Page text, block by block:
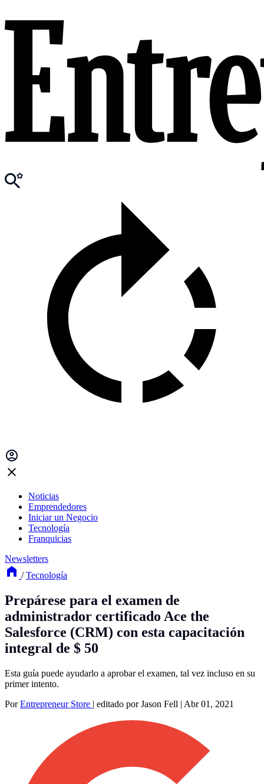
Noticias
Emprendedores
Iniciar un Negocio
Tecnología
Franquicias
Newsletters
/ Tecnología
Prepárese para el examen de
administrador certificado Ace the
Salesforce (CRM) con esta capacitación
integral de $ 50
Esta guía puede ayudarlo a aprobar el examen, tal vez incluso en su
primer intento.
PorEntrepreneur Store | editado por Jason Fell | Abr 01, 2021